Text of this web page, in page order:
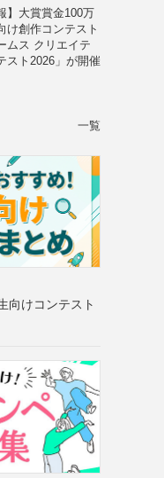
】大賞賞金100万
け創作コンテスト
ムス クリエイテ
スト2026」が開催
一覧
向けコンテスト